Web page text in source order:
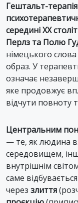
Гештальт-
середині XX
Перлз та Полю
німецького слова
образ. У
означає
яке продовжує
відчути повноту
Центральним
— те, як людина
середовищем,
внутрішнім
саме
через злиття